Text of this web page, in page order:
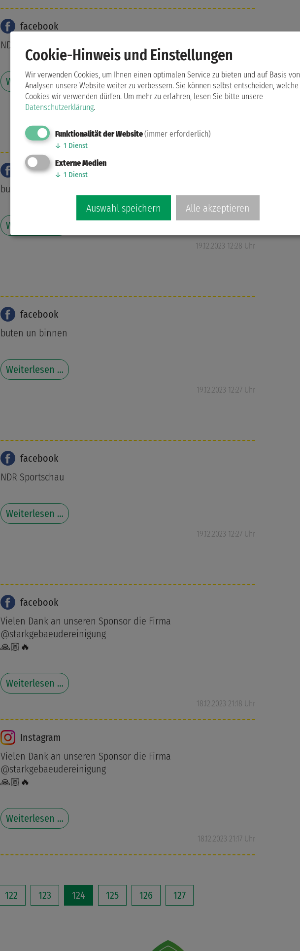
facebook
NDR Sport
Weiterlesen …
19.12.2023 12:29 Uhr
facebook
buten un binnen
Weiterlesen …
19.12.2023 12:28 Uhr
facebook
buten un binnen
Weiterlesen …
19.12.2023 12:27 Uhr
facebook
NDR Sportschau
Weiterlesen …
19.12.2023 12:27 Uhr
facebook
Vielen Dank an unseren Sponsor die Firma
@starkgebaeudereinigung
🙏🏼🔥
Weiterlesen …
18.12.2023 21:18 Uhr
Instagram
Vielen Dank an unseren Sponsor die Firma
@starkgebaeudereinigung
🙏🏼🔥
Weiterlesen …
18.12.2023 21:17 Uhr
122 123 124 125 126
127
Cookie-Hinweis und Einstellungen
Wir verwenden Cookies, um Ihnen einen optimalen Service zu bieten und auf Basis von
Analysen unsere Website weiter zu verbessern. Sie können selbst entscheiden, welche
Cookies wir verwenden dürfen. Um mehr zu erfahren, lesen Sie bitte unsere
Datenschutzerklärung.
Funktionalität der Website(immer erforderlich)
↓ 1 Dienst
Externe Medien
↓ 1 Dienst
Auswahl speichern Alle akzeptieren